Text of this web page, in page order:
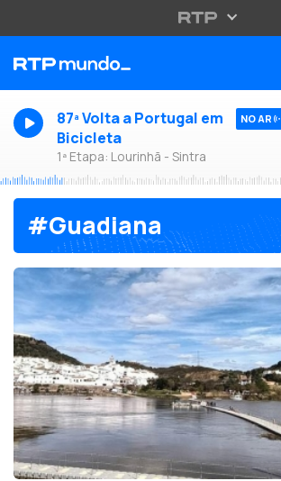
87ª Volta a Portugal em
Bicicleta
1ª Etapa: Lourinhã - Sintra
NO AR
#Guadiana